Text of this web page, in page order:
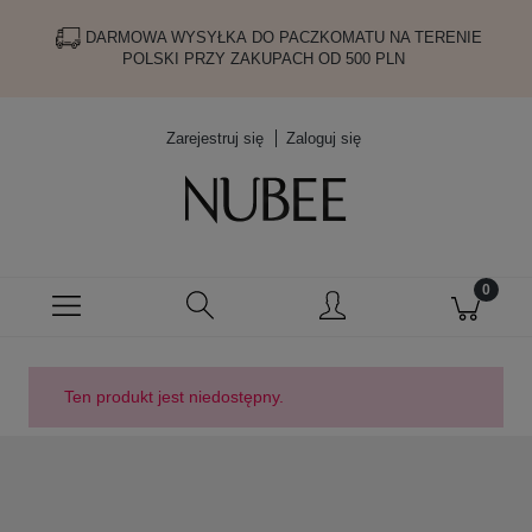
DARMOWA WYSYŁKA DO PACZKOMATU NA TERENIE
POLSKI PRZY ZAKUPACH OD 500 PLN
Zarejestruj się Zaloguj się
Ten produkt jest niedostępny.